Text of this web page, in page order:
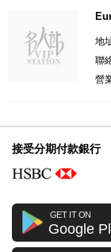
地
聯
營
接受分期付款銀行
GET IT ON
Google